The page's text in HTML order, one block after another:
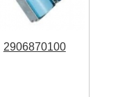
2906870100